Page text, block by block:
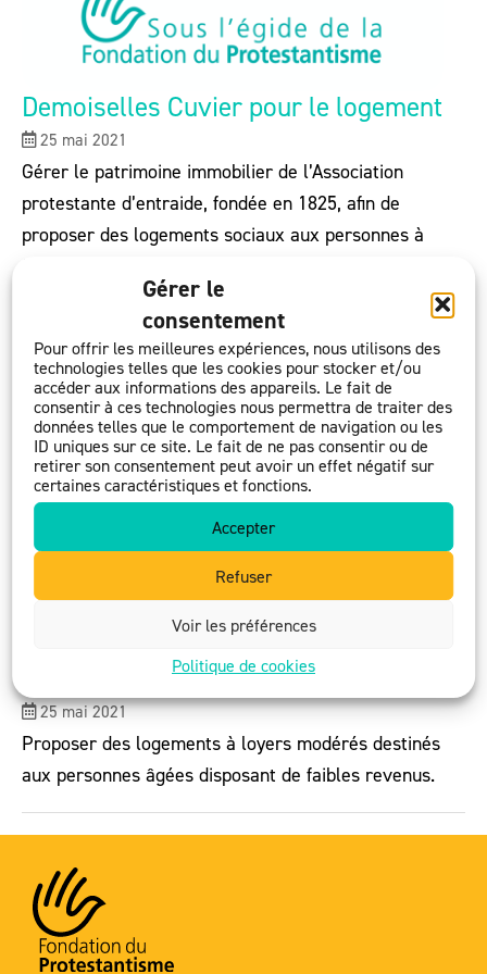
Gérer le
consentement
Pour offrir les meilleures expériences, nous utilisons des
technologies telles que les cookies pour stocker et/ou
accéder aux informations des appareils. Le fait de
consentir à ces technologies nous permettra de traiter des
données telles que le comportement de navigation ou les
ID uniques sur ce site. Le fait de ne pas consentir ou de
retirer son consentement peut avoir un effet négatif sur
certaines caractéristiques et fonctions.
Accepter
Refuser
Voir les préférences
Politique de cookies
Demoiselles Cuvier pour le logement
25 mai 2021
Gérer le patrimoine immobilier de l’Association
protestante d’entraide, fondée en 1825, afin de
proposer des logements sociaux aux personnes à
25 mai 2021
Proposer des logements à loyers modérés destinés
aux personnes âgées disposant de faibles revenus.